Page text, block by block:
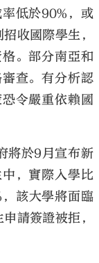
低於90%，或
收國際學生，
。部分南亞和
查。有分析認
令嚴重依賴國
將於9月宣布新
，實際入學比
該大學將面臨
請簽證被拒，